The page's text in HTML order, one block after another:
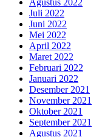
Agustus 2022
Juli 2022
Juni 2022
Mei 2022
April 2022
Maret 2022
Februari 2022
Januari 2022
Desember 2021
November 2021
Oktober 2021
September 2021
Agustus 2021